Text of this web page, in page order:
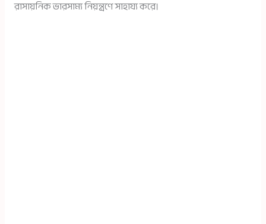
রাসায়নিক ভারসাম্য নিয়ন্ত্রণে সাহায্য করে।